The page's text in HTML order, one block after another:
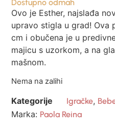
Dostupno odmah
Ovo je Esther, najslađa
upravo stigla u grad! Ova
cm i obučena je u
majicu s uzorkom, a na
mašnom.
Nema na zalihi
Kategorije Igračke,
Marka: Paola Reina